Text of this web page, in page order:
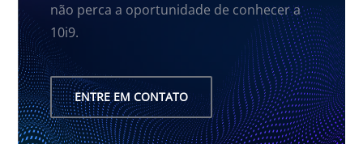
não perca a oportunidade de conhecer a
10i9.
ENTRE EM CONTATO